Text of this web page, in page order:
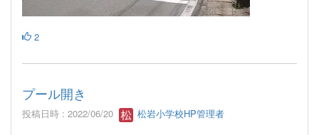
2
プール開き
投稿日時 : 2022/06/20 松岩小学校HP管理者